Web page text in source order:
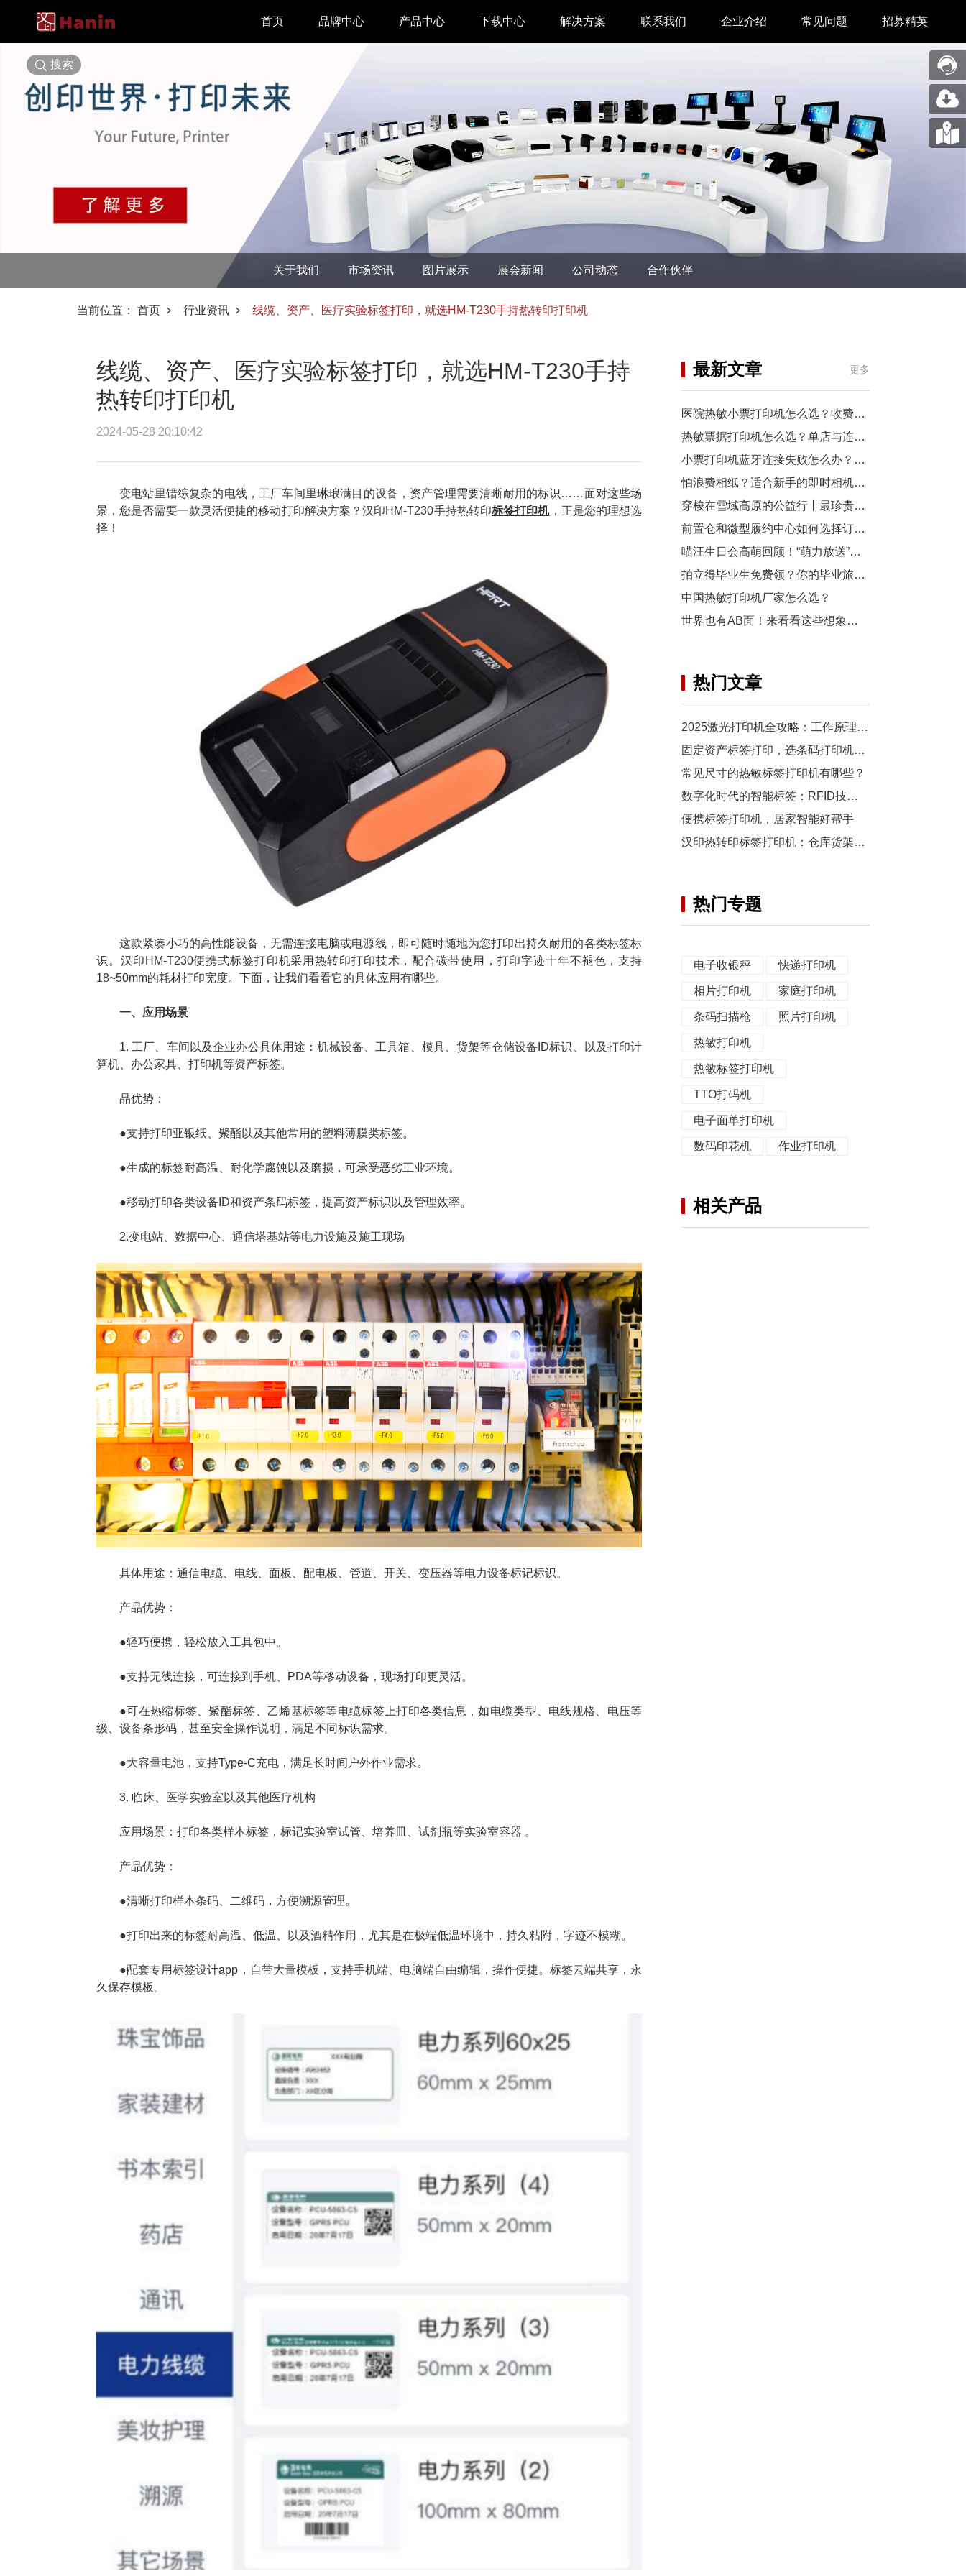
首页 品牌中心 产品中心 下载中心
汉印管家
工具下载
汉码标签软件
解决方案
即时零售
仓储物流
增材制造
TTO热转印打码机
联系我们
业务合作
回收再利用服务
问题反馈&建议
企业介绍
关于我们
图片展示
合作伙伴
汉印人文
公司动态
3D打印
常见问题 招募精英
搜索
关于我们 市场资讯 图片展示 展会新闻 公司动态 合作伙伴
当前位置： 首页 行业资讯 线缆、资产、医疗实验标签打印，就选HM-T230手持热转印打印机
线缆、资产、医疗实验标签打印，就选HM-T230手持
热转印打印机
2024-05-28 20:10:42
变电站里错综复杂的电线，工厂车间里琳琅满目的设备，资产管理需要清晰耐用的标识……面对这些场
景，您是否需要一款灵活便捷的移动打印解决方案？汉印HM-T230手持热转印标签打印机，正是您的理想选
择！
这款紧凑小巧的高性能设备，无需连接电脑或电源线，即可随时随地为您打印出持久耐用的各类标签标
识。汉印HM-T230便携式标签打印机采用热转印打印技术，配合碳带使用，打印字迹十年不褪色，支持
18~50mm的耗材打印宽度。下面，让我们看看它的具体应用有哪些。
一、应用场景
1. 工厂、车间以及企业办公具体用途：机械设备、工具箱、模具、货架等仓储设备ID标识、以及打印计
算机、办公家具、打印机等资产标签。
品优势：
●支持打印亚银纸、聚酯以及其他常用的塑料薄膜类标签。
●生成的标签耐高温、耐化学腐蚀以及磨损，可承受恶劣工业环境。
●移动打印各类设备ID和资产条码标签，提高资产标识以及管理效率。
2.变电站、数据中心、通信塔基站等电力设施及施工现场
具体用途：通信电缆、电线、面板、配电板、管道、开关、变压器等电力设备标记标识。
产品优势：
●轻巧便携，轻松放入工具包中。
●支持无线连接，可连接到手机、PDA等移动设备，现场打印更灵活。
●可在热缩标签、聚酯标签、乙烯基标签等电缆标签上打印各类信息，如电缆类型、电线规格、电压等
级、设备条形码，甚至安全操作说明，满足不同标识需求。
●大容量电池，支持Type-C充电，满足长时间户外作业需求。
3. 临床、医学实验室以及其他医疗机构
应用场景：打印各类样本标签，标记实验室试管、培养皿、试剂瓶等实验室容器 。
产品优势：
●清晰打印样本条码、二维码，方便溯源管理。
●打印出来的标签耐高温、低温、以及酒精作用，尤其是在极端低温环境中，持久粘附，字迹不模糊。
●配套专用标签设计app，自带大量模板，支持手机端、电脑端自由编辑，操作便捷。标签云端共享，永
久保存模板。
最新文章 更多
医院热敏小票打印机怎么选？收费窗口、药房以及诊室选型指南
热敏票据打印机怎么选？单店与连锁门店选型对比
小票打印机蓝牙连接失败怎么办？从配对到断连7步排查
怕浪费相纸？适合新手的即时相机推荐
穿梭在雪域高原的公益行丨最珍贵的“礼物”，是让孩子看见远方
前置仓和微型履约中心如何选择订单小票打印机？
喵汪生日会高萌回顾！“萌力放送”请查收~
拍立得毕业生免费领？你的毕业旅行照，也有机会上「三影堂」影展了！
中国热敏打印机厂家怎么选？
世界也有AB面！来看看这些想象力拉满的拍立得作品~
热门文章
2025激光打印机全攻略：工作原理、优缺点与家用办公推荐
固定资产标签打印，选条码打印机还是RFID打印机？
常见尺寸的热敏标签打印机有哪些？
数字化时代的智能标签：RFID技术引领新浪潮
便携标签打印机，居家智能好帮手
汉印热转印标签打印机：仓库货架标识解决方案
热门专题
电子收银秤 快递打印机
相片打印机 家庭打印机
条码扫描枪 照片打印机
热敏打印机
热敏标签打印机
TTO打码机
电子面单打印机
数码印花机 作业打印机
相关产品